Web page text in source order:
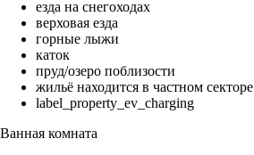
езда на снегоходах
верховая езда
горные лыжи
каток
пруд/озеро поблизости
жильё находится в частном секторе
label_property_ev_charging
Ванная комната